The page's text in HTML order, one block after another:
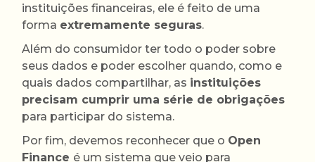
instituições financeiras, ele é feito de uma
forma extremamente seguras.
Além do consumidor ter todo o poder sobre
seus dados e poder escolher quando, como e
quais dados compartilhar, as instituições
precisam cumprir uma série de obrigações
para participar do sistema.
Por fim, devemos reconhecer que o Open
Finance é um sistema que veio para